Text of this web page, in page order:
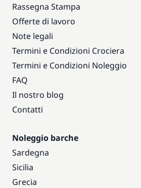
Rassegna Stampa
Offerte di lavoro
Note legali
Termini e Condizioni Crociera
Termini e Condizioni Noleggio
FAQ
Il nostro blog
Contatti
Noleggio barche
Sardegna
Sicilia
Grecia